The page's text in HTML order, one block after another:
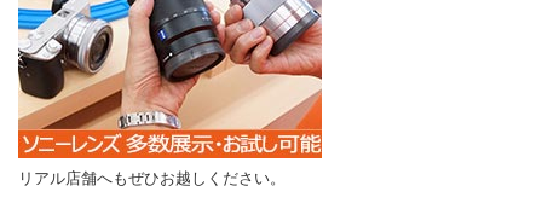
リアル店舗へもぜひお越しください。